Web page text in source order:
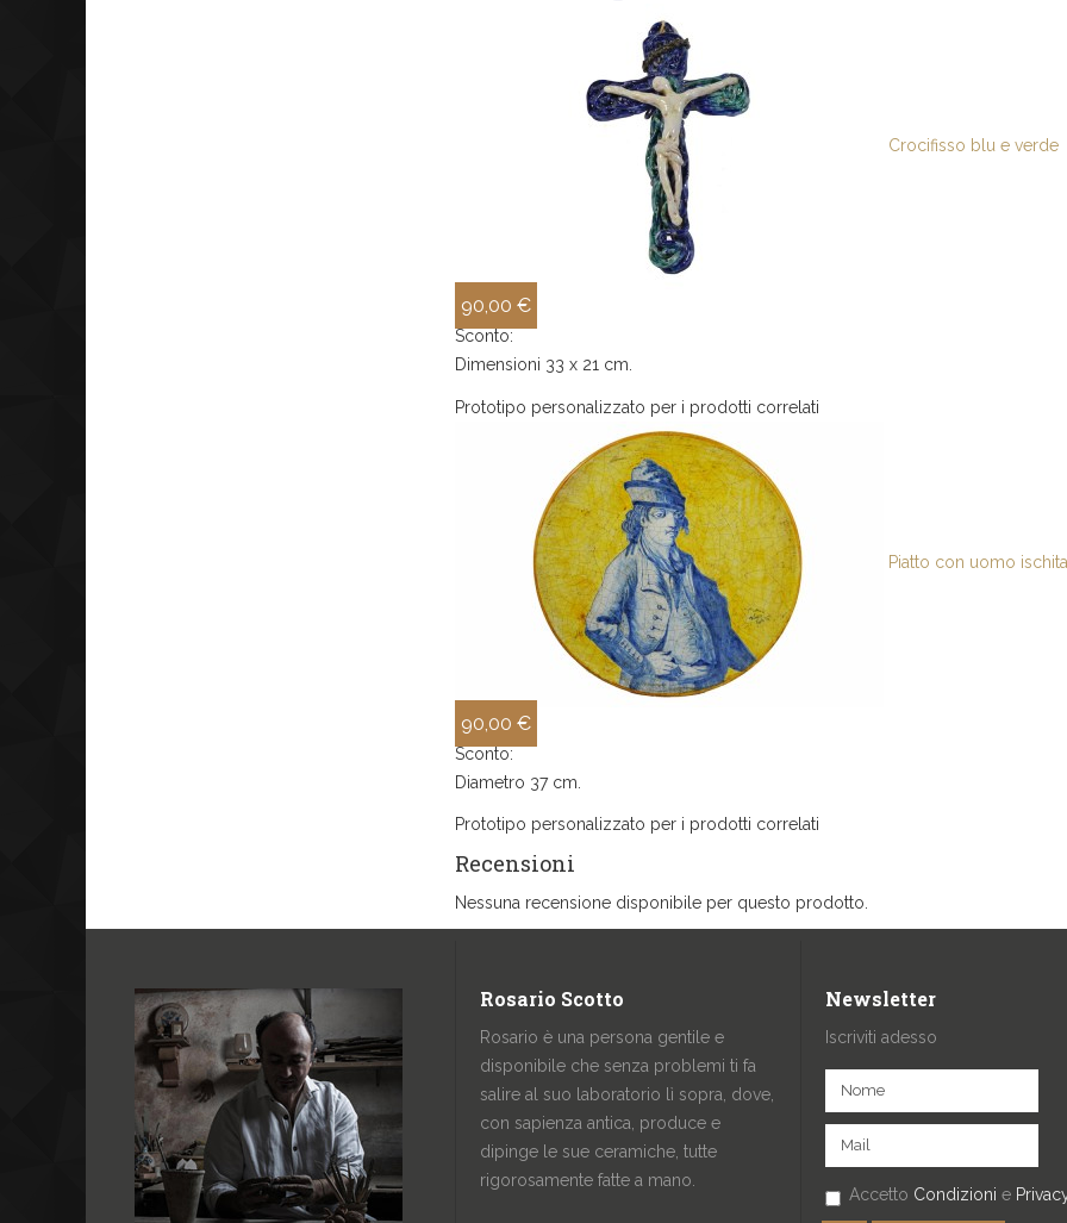
Crocifisso blu e verde
90,00 €
Sconto:
Dimensioni 33 x 21 cm.
Prototipo personalizzato per i prodotti correlati
Piatto con uomo
90,00 €
Sconto:
Diametro 37 cm.
Prototipo personalizzato per i prodotti correlati
Recensioni
Nessuna recensione disponibile per questo prodotto.
Rosario Scotto
Rosario è una persona gentile e
disponibile che senza problemi ti fa
salire al suo laboratorio lì sopra, dove,
con sapienza antica, produce e
dipinge le sue ceramiche, tutte
rigorosamente fatte a mano.
Newsletter
Iscriviti adesso
Accetto Condizioni e